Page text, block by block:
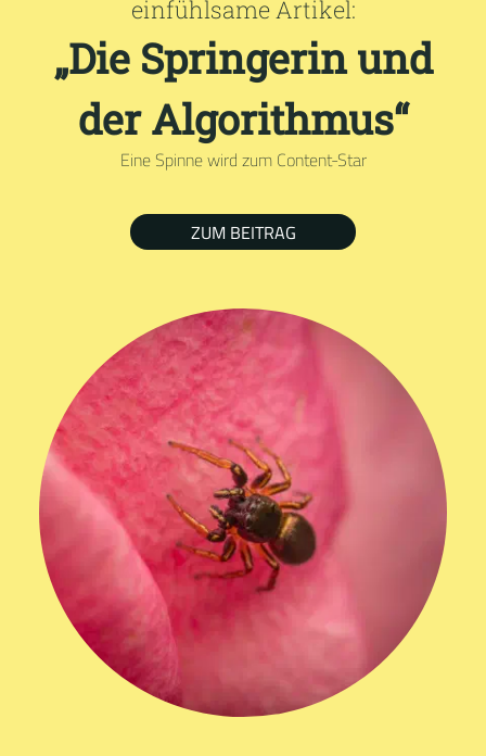
einfühlsame Artikel:
„Die Springerin und
der Algorithmus“
Eine Spinne wird zum Content-Star
ZUM BEITRAG